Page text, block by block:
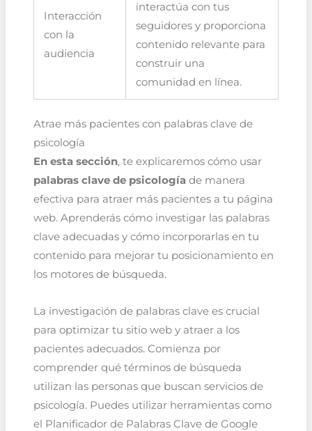
Interacción
con la
audiencia
interactúa con tus
seguidores y proporciona
contenido relevante para
construir una
comunidad en línea.
Atrae más pacientes con palabras clave de
psicología
En esta sección, te explicaremos cómo usar
palabras clave de psicologíade manera
efectiva para atraer más pacientes a tu página
web. Aprenderás cómo investigar las palabras
clave adecuadas y cómo incorporarlas en tu
contenido para mejorar tu posicionamiento en
los motores de búsqueda.
La investigación de palabras clave es crucial
para optimizar tu sitio web y atraer a los
pacientes adecuados. Comienza por
comprender qué términos de búsqueda
utilizan las personas que buscan servicios de
psicología. Puedes utilizar herramientas como
el Planificador de Palabras Clave de Google